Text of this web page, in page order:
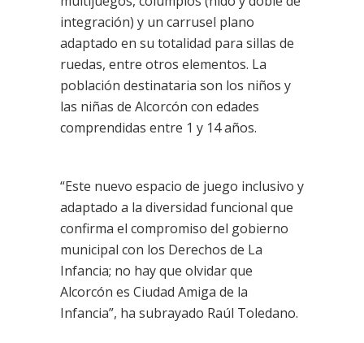
integración) y un carrusel plano
adaptado en su totalidad para sillas de
ruedas, entre otros elementos. La
población destinataria son los niños y
las niñas de Alcorcón con edades
comprendidas entre 1 y 14 años.
“Este nuevo espacio de juego inclusivo y
adaptado a la diversidad funcional que
confirma el compromiso del gobierno
municipal con los Derechos de La
Infancia; no hay que olvidar que
Alcorcón es Ciudad Amiga de la
Infancia”, ha subrayado Raúl Toledano.